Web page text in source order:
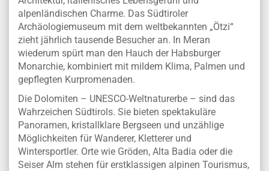
alpenländischen Charme. Das Südtiroler
Archäologiemuseum mit dem weltbekannten „Ötzi“
zieht jährlich tausende Besucher an. In Meran
wiederum spürt man den Hauch der Habsburger
Monarchie, kombiniert mit mildem Klima, Palmen und
gepflegten Kurpromenaden.
Die Dolomiten – UNESCO-Weltnaturerbe – sind das
Wahrzeichen Südtirols. Sie bieten spektakuläre
Panoramen, kristallklare Bergseen und unzählige
Möglichkeiten für Wanderer, Kletterer und
Wintersportler. Orte wie Gröden, Alta Badia oder die
Seiser Alm stehen für erstklassigen alpinen Tourismus,